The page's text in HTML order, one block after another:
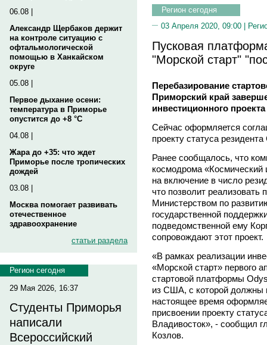
06.08 |
Александр Щербаков держит
на контроле ситуацию с
офтальмологической
помощью в Ханкайском
округе
05.08 |
Первое дыхание осени:
температура в Приморье
опустится до +8 °C
04.08 |
Жара до +35: что ждет
Приморье после тропических
дождей
03.08 |
Москва помогает развивать
отечественное
здравоохранение
статьи раздела
Регион сегодня
29 Мая 2026, 16:37
Студенты Приморья
написали
Всероссийский
Регион сегодня
03 Апреля 2020, 09:00 |
Пусковая
"Морской старт"
Перебазирование
Приморский край
инвестиционного
Сейчас оформляется
проекту статуса
Ранее сообщалось, что
космодрома «Космический
на включение в число
что позволит
Министерством по
государственной
подведомственной ему
сопровождают этот проект.
«В рамках реализации
«Морской старт» первого
стартовой платформы
из США, с которой должны
настоящее время
присвоении проекту
Владивосток», - сообщил
Козлов.